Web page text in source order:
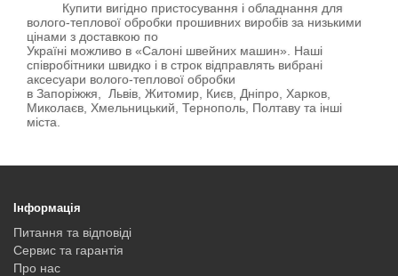
Купити вигідно пристосування і обладнання для
волого-теплової обробки прошивних виробів за низькими
цінами з доставкою по
Україні можливо в «Салоні швейних машин». Наші
співробітники швидко і в строк відправлять вибрані
аксесуари волого-теплової обробки
в Запоріжжя, Львів, Житомир, Києв, Дніпро, Харков,
Миколаєв, Хмельницький, Тернополь, Полтаву та інші
міста.
Інформація
Питання та відповіді
Сервис та гарантія
Про нас